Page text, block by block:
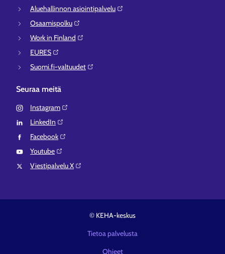
Aluehallinnon asiointipalvelu⁠
Osaamispolku⁠
Work in Finland⁠
EURES⁠
Suomi.fi-valtuudet⁠
Seuraa meitä
Instagram⁠
LinkedIn⁠
Facebook⁠
Youtube⁠
Viestipalvelu X⁠
© KEHA-keskus
Tietoa palvelusta
Ohjeet